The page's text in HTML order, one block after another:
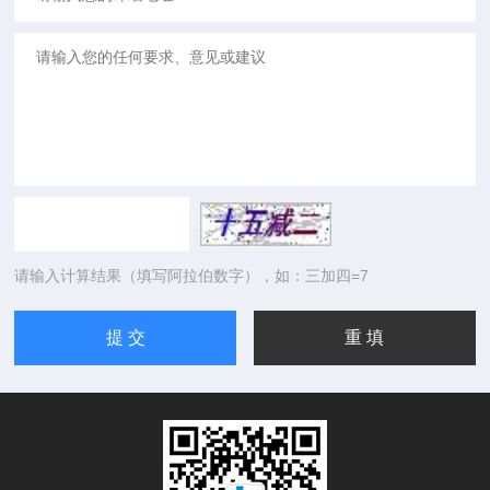
请输入计算结果（填写阿拉伯数字），如：三加四=7